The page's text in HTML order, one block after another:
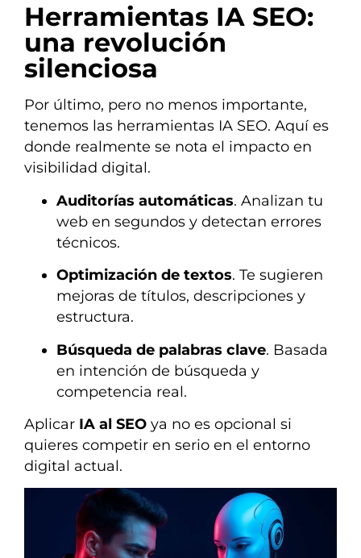
Herramientas IA SEO:
una revolución
silenciosa
Por último, pero no menos importante,
tenemos las herramientas IA SEO. Aquí es
donde realmente se nota el impacto en
visibilidad digital.
Auditorías automáticas. Analizan tu
web en segundos y detectan errores
técnicos.
Optimización de textos. Te sugieren
mejoras de títulos, descripciones y
estructura.
Búsqueda de palabras clave. Basada
en intención de búsqueda y
competencia real.
Aplicar IA al SEO ya no es opcional si
quieres competir en serio en el entorno
digital actual.